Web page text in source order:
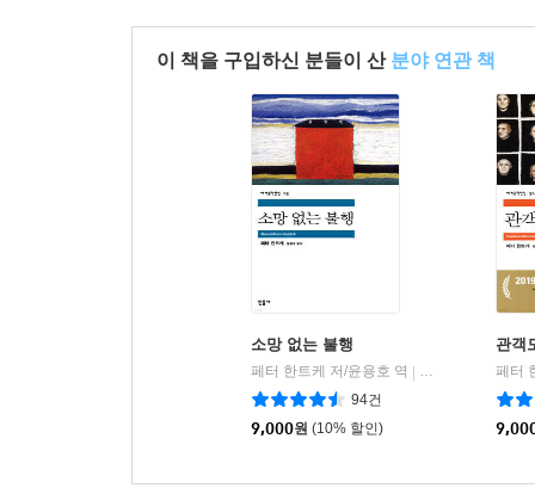
이 책을 구입하신 분들이 산 분야 연관 책
소망 없는 불행
페터 한트케 저/윤용호 역 |
94건
9,000원 (10% 할인)
관객
페터